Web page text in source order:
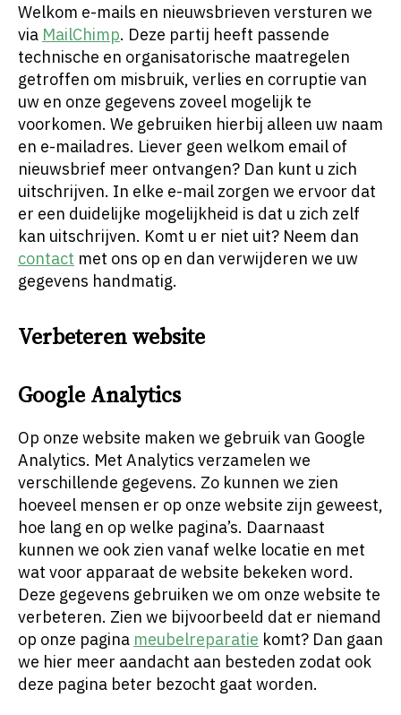
Welkom e-mails en nieuwsbrieven versturen we
via MailChimp. Deze partij heeft passende
technische en organisatorische maatregelen
getroffen om misbruik, verlies en corruptie van
uw en onze gegevens zoveel mogelijk te
voorkomen. We gebruiken hierbij alleen uw naam
en e-mailadres. Liever geen welkom email of
nieuwsbrief meer ontvangen? Dan kunt u zich
uitschrijven. In elke e-mail zorgen we ervoor dat
er een duidelijke mogelijkheid is dat u zich zelf
kan uitschrijven. Komt u er niet uit? Neem dan
contact met ons op en dan verwijderen we uw
gegevens handmatig.
Verbeteren website
Google Analytics
Op onze website maken we gebruik van Google
Analytics. Met Analytics verzamelen we
verschillende gegevens. Zo kunnen we zien
hoeveel mensen er op onze website zijn geweest,
hoe lang en op welke pagina’s. Daarnaast
kunnen we ook zien vanaf welke locatie en met
wat voor apparaat de website bekeken word.
Deze gegevens gebruiken we om onze website te
verbeteren. Zien we bijvoorbeeld dat er niemand
op onze pagina meubelreparatie komt? Dan gaan
we hier meer aandacht aan besteden zodat ook
deze pagina beter bezocht gaat worden.